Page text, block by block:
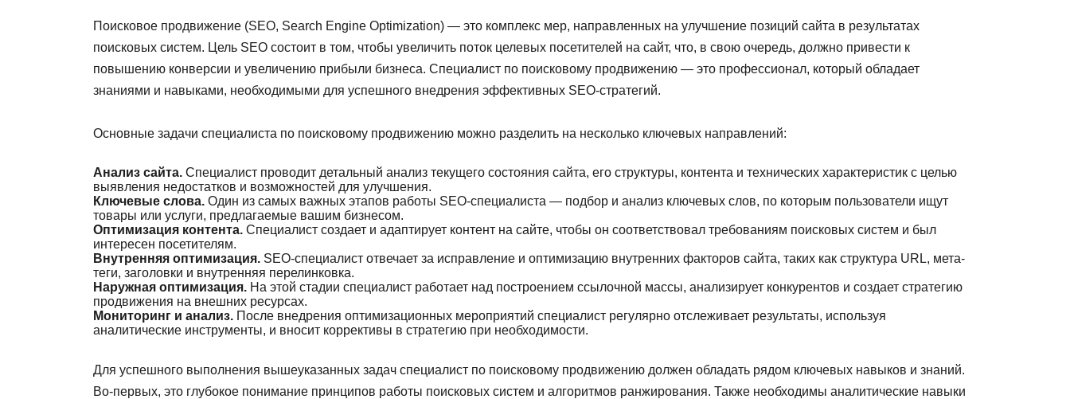
Поисковое продвижение (SEO, Search Engine Optimization) — это комплекс мер, направленных на улучшение позиций сайта в результатах
поисковых систем. Цель SEO состоит в том, чтобы увеличить поток целевых посетителей на сайт, что, в свою очередь, должно привести к
повышению конверсии и увеличению прибыли бизнеса. Специалист по поисковому продвижению — это профессионал, который обладает
знаниями и навыками, необходимыми для успешного внедрения эффективных SEO-стратегий.
Основные задачи специалиста по поисковому продвижению можно разделить на несколько ключевых направлений:
Анализ сайта. Специалист проводит детальный анализ текущего состояния сайта, его структуры, контента и технических характеристик с целью
выявления недостатков и возможностей для улучшения.
Ключевые слова. Один из самых важных этапов работы SEO-специалиста — подбор и анализ ключевых слов, по которым пользователи ищут
товары или услуги, предлагаемые вашим бизнесом.
Оптимизация контента. Специалист создает и адаптирует контент на сайте, чтобы он соответствовал требованиям поисковых систем и был
интересен посетителям.
Внутренняя оптимизация. SEO-специалист отвечает за исправление и оптимизацию внутренних факторов сайта, таких как структура URL, мета-
теги, заголовки и внутренняя перелинковка.
Наружная оптимизация. На этой стадии специалист работает над построением ссылочной массы, анализирует конкурентов и создает стратегию
продвижения на внешних ресурсах.
Мониторинг и анализ. После внедрения оптимизационных мероприятий специалист регулярно отслеживает результаты, используя
аналитические инструменты, и вносит коррективы в стратегию при необходимости.
Для успешного выполнения вышеуказанных задач специалист по поисковому продвижению должен обладать рядом ключевых навыков и знаний.
Во-первых, это глубокое понимание принципов работы поисковых систем и алгоритмов ранжирования. Также необходимы аналитические навыки